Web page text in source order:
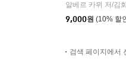
9,000원 (10% 할
검색 페이지에서